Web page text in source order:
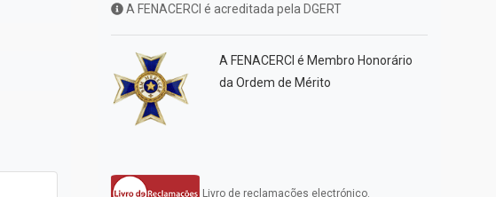
A FENACERCI é acreditada pela DGERT
A FENACERCI é Membro Honorário
da Ordem de Mérito
Livro de reclamações electrónico.